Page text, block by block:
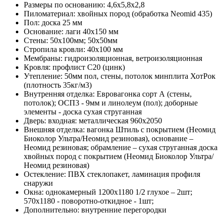
Размеры по основанию: 4,6x5,8x2,8
Пиломатериал: хвойных пород (обработка Neomid 435)
Пол: доска 25 мм
Основание: лаги 40х150 мм
Стены: 50х100мм; 50х50мм
Стропила кровли: 40х100 мм
Мембраны: гидроизоляционная, ветроизоляционная
Кровля: профлист С20 (цинк)
Утепление: 50мм пол, стены, потолок минплита ХотРок
(плотность 35кг/м3)
Внутренняя отделка: Евровагонка сорт А (стены,
потолок); ОСП3 - 9мм и линолеум (пол); доборные
элементы - доска сухая струганная
Дверь: входная: металлическая 960x2050
Внешняя отделка: вагонка Штиль с покрытием (Неомид
Биоколор Ультра/Неомид резиновая), основание –
Неомид резиновая; обрамление – сухая струганная доска
хвойных пород с покрытием (Неомид Биоколор Ультра/
Неомид резиновая)
Остекление: ПВХ стеклопакет, ламинация профиля
снаружи
Окна: однокамерный 1200x1180 1/2 глухое – 2шт;
570x1180 - поворотно-откидное - 1шт;
Дополнительно: внутренние перегородки